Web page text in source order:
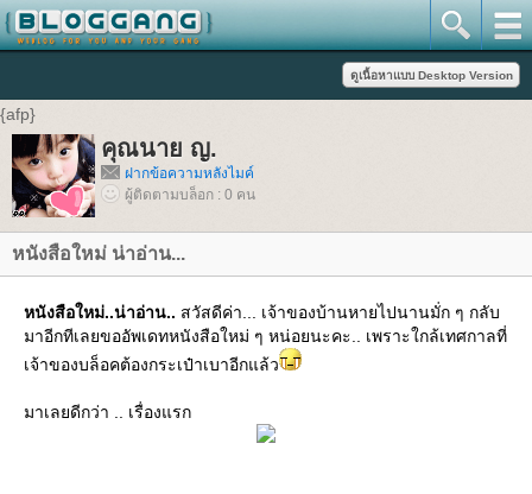
{afp}
คุณนาย ญ.
ฝากข้อความหลังไมค์
ผู้ติดตามบล็อก : 0 คน
หนังสือใหม่ น่าอ่าน...
หนังสือใหม่..น่าอ่าน.. สวัสดีค่า... เจ้าของบ้านหายไปนานมั่ก ๆ กลับ
มาอีกทีเลยขออัพเดทหนังสือใหม่ ๆ หน่อยนะคะ.. เพราะใกล้เทศกาลที่
เจ้าของบล็อคต้องกระเป๋าเบาอีกแล้ว
มาเลยดีกว่า .. เรื่องแรก